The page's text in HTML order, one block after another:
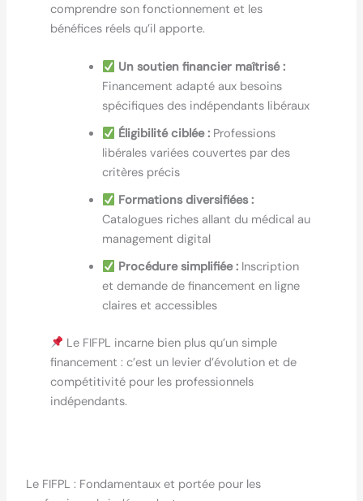
comprendre son fonctionnement et les
bénéfices réels qu’il apporte.
Un soutien financier maîtrisé :
Financement adapté aux besoins
spécifiques des indépendants libéraux
Éligibilité ciblée : Professions
libérales variées couvertes par des
critères précis
Formations diversifiées :
Catalogues riches allant du médical au
management digital
Procédure simplifiée : Inscription
et demande de financement en ligne
claires et accessibles
Le FIFPL incarne bien plus qu’un simple
financement : c’est un levier d’évolution et de
compétitivité pour les professionnels
indépendants.
Le FIFPL : Fondamentaux et portée pour les